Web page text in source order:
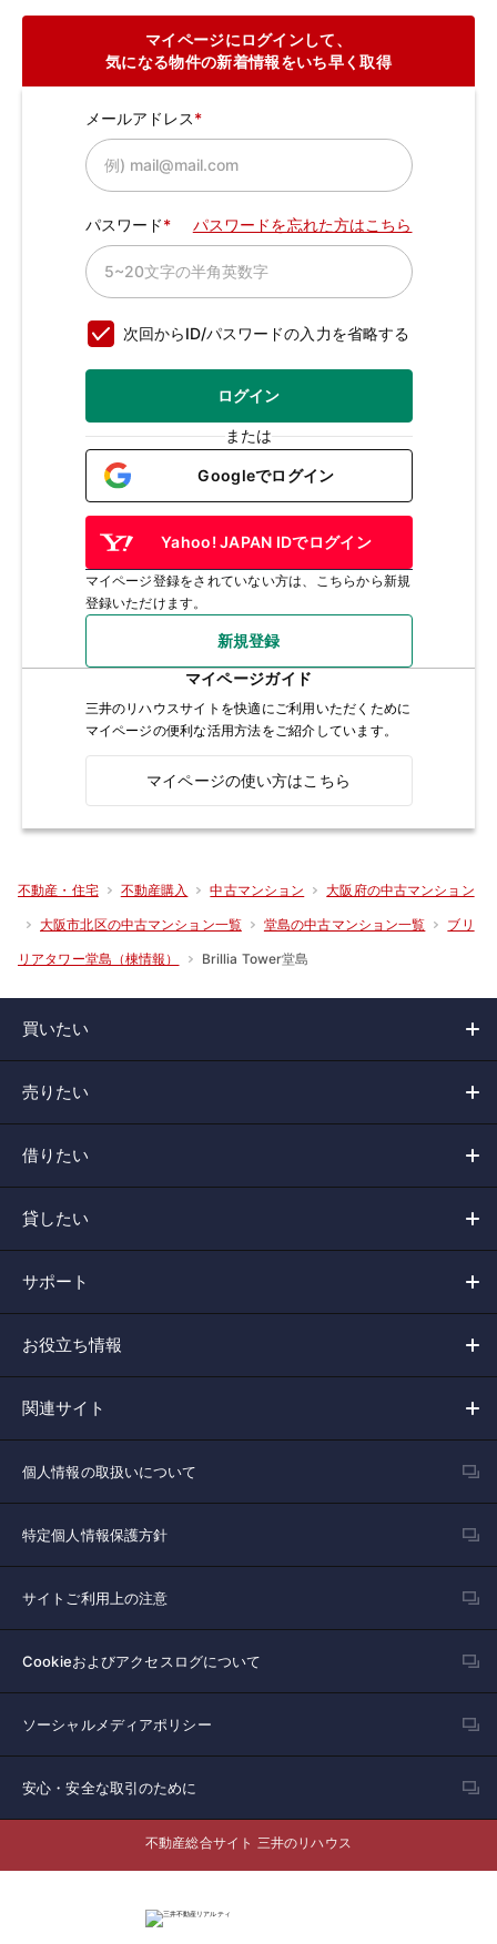
マイページにログインして、
気になる物件の新着情報をいち早く取得
メールアドレス
パスワード パスワードを忘れた方はこちら
次回からID/パスワードの入力を省略する
ログイン
または
Googleでログイン
Yahoo! JAPAN IDでログイン
マイページ登録をされていない方は、こちらから新規
登録いただけます。
新規登録
マイページガイド
三井のリハウスサイトを快適にご利用いただくために
マイページの便利な活用方法をご紹介しています。
マイページの使い方はこちら
不動産・住宅 不動産購入 中古マンション 大阪府の中古マンション
大阪市北区の中古マンション一覧 堂島の中古マンション一覧 ブリ
リアタワー堂島（棟情報） Brillia Tower堂島
買いたい
売りたい
借りたい
貸したい
サポート
お役立ち情報
関連サイト
個人情報の取扱いについて
特定個人情報保護方針
サイトご利用上の注意
Cookieおよびアクセスログについて
ソーシャルメディアポリシー
安心・安全な取引のために
不動産総合サイト 三井のリハウス